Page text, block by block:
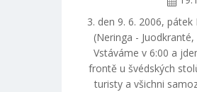
3. den 9. 6. 2006,
(Neringa -
Vstáváme v 6:00 a
frontě u švédských
turisty a všichni